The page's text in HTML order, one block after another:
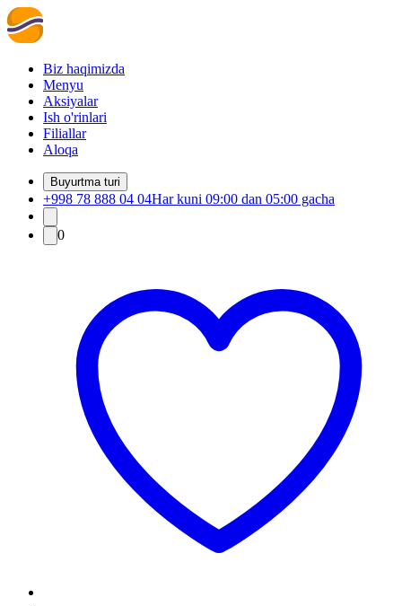
Biz haqimizda
Menyu
Aksiyalar
Ish o'rinlari
Filiallar
Aloqa
Buyurtma turi
+998 78 888 04 04Har kuni 09:00 dan 05:00 gacha
0